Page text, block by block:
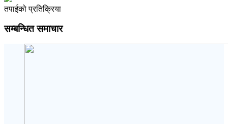
तपाईको प्रतिक्रिया
सम्बन्धित समाचार